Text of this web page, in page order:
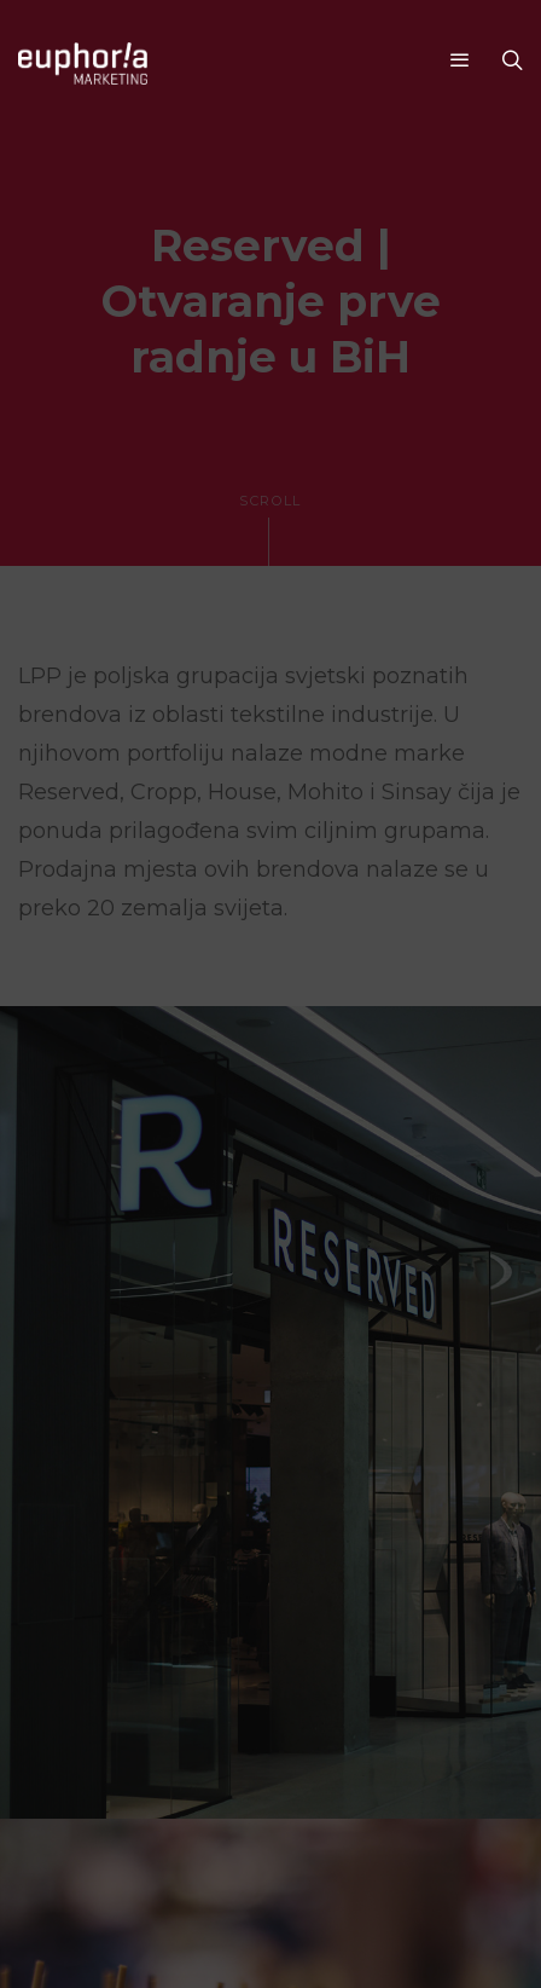
Reserved |
Otvaranje prve
radnje u BiH
SCROLL
LPP je poljska grupacija svjetski poznatih
brendova iz oblasti tekstilne industrije. U
njihovom portfoliju nalaze modne marke
Reserved, Cropp, House, Mohito i Sinsay čija je
ponuda prilagođena svim ciljnim grupama.
Prodajna mjesta ovih brendova nalaze se u
preko 20 zemalja svijeta.